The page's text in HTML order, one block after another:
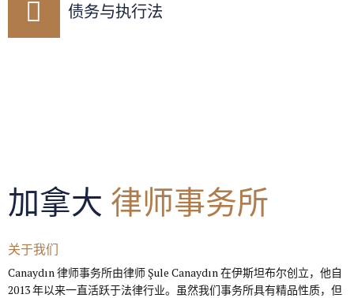
债务与执行法
加拿大 律师事务所
关于我们
Canaydın 律师事务所由律师 Şule Canaydın 在伊斯坦布尔创立，他自
2013 年以来一直活跃于法律行业。虽然我们事务所具有精品性质，但